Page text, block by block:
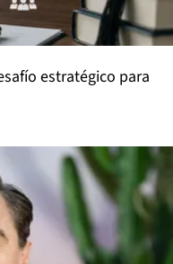
estratégico para